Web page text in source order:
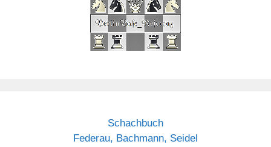
Schachbuch
Federau, Bachmann, Seidel